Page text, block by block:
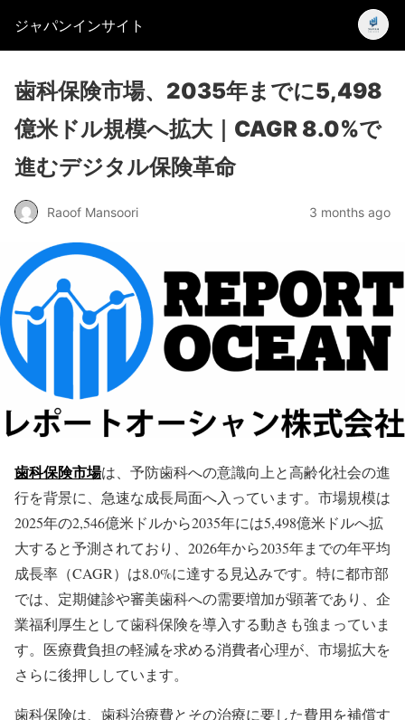
ジャパンインサイト
歯科保険市場、2035年までに5,498
億米ドル規模へ拡大｜CAGR 8.0%で
進むデジタル保険革命
Raoof Mansoori 3 months ago
歯科保険市場は、予防歯科への意識向上と高齢化社会の進
行を背景に、急速な成長局面へ入っています。市場規模は
2025年の2,546億米ドルから2035年には5,498億米ドルへ拡
大すると予測されており、2026年から2035年までの年平均
成長率（CAGR）は8.0%に達する見込みです。特に都市部
では、定期健診や審美歯科への需要増加が顕著であり、企
業福利厚生として歯科保険を導入する動きも強まっていま
す。医療費負担の軽減を求める消費者心理が、市場拡大を
さらに後押ししています。
歯科保険は、歯科治療費とその治療に要した費用を補償す